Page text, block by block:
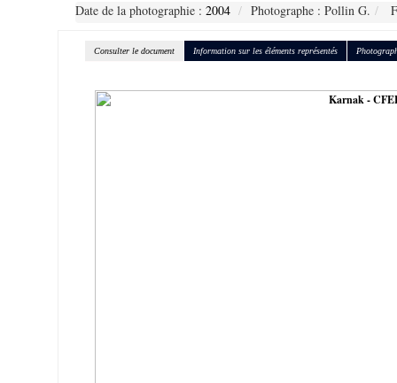
Date de la photographie : 2004 Photographe : Pollin G.
Consulter le document Information sur les éléments représentés